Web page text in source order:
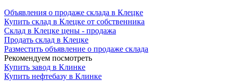
Объявления о продаже склада в Клецке
Купить склад в Клецке от собственника
Склад в Клецке цены - продажа
Продать склад в Клецке
Разместить объявление о продаже склада
Рекомендуем посмотреть
Купить завод в Клинке
Купить нефтебазу в Клинке